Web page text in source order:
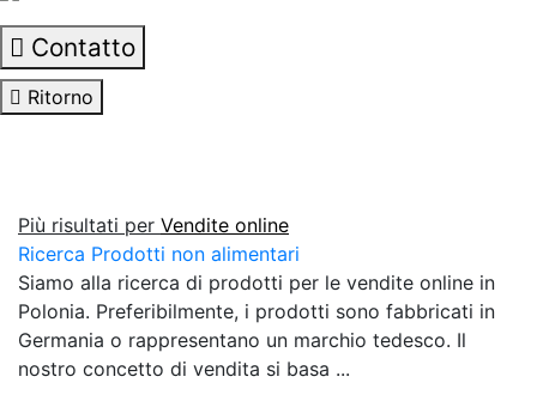
Contatto
Ritorno
Più risultati per Vendite online
Ricerca Prodotti non alimentari
Siamo alla ricerca di prodotti per le vendite online in
Polonia. Preferibilmente, i prodotti sono fabbricati in
Germania o rappresentano un marchio tedesco. Il
nostro concetto di vendita si basa ...